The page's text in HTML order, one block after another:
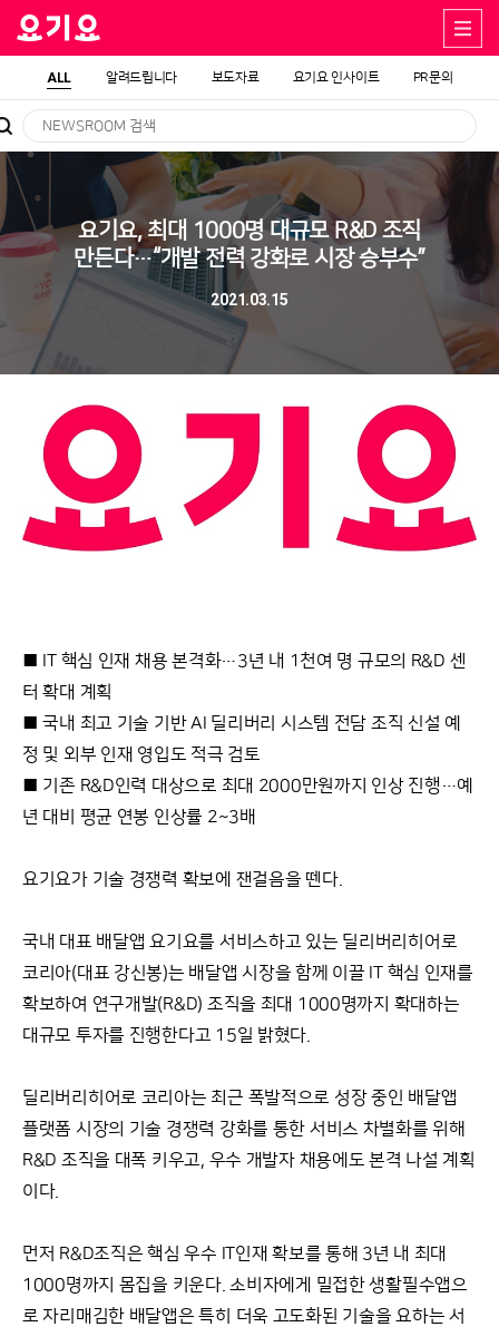
ALL 알려드립니다 보도자료 요기요 인사이트 PR문의
요기요, 최대 1000명 대규모 R&D 조직
만든다…“개발 전력 강화로 시장 승부수”
2021.03.15
■ IT 핵심 인재 채용 본격화…3년 내 1천여 명 규모의 R&D 센
터 확대 계획
■ 국내 최고 기술 기반 AI 딜리버리 시스템 전담 조직 신설 예
정 및 외부 인재 영입도 적극 검토
■ 기존 R&D인력 대상으로 최대 2000만원까지 인상 진행…예
년 대비 평균 연봉 인상률 2~3배
요기요가 기술 경쟁력 확보에 잰걸음을 뗀다.
국내 대표 배달앱 요기요를 서비스하고 있는 딜리버리히어로
코리아(대표 강신봉)는 배달앱 시장을 함께 이끌 IT 핵심 인재를
확보하여 연구개발(R&D) 조직을 최대 1000명까지 확대하는
대규모 투자를 진행한다고 15일 밝혔다.
딜리버리히어로 코리아는 최근 폭발적으로 성장 중인 배달앱
플랫폼 시장의 기술 경쟁력 강화를 통한 서비스 차별화를 위해
R&D 조직을 대폭 키우고, 우수 개발자 채용에도 본격 나설 계획
이다.
먼저 R&D조직은 핵심 우수 IT인재 확보를 통해 3년 내 최대
1000명까지 몸집을 키운다. 소비자에게 밀접한 생활필수앱으
로 자리매김한 배달앱은 특히 더욱 고도화된 기술을 요하는 서